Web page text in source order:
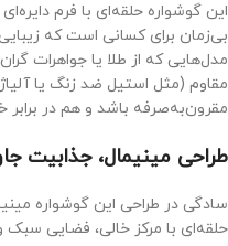
این گوشواره حلقه‌ای با فرم
بی‌زمان برای کسانی است که
مدل‌هایی که از طلا یا جواهرات
مقاوم (مثل استیل ضد زنگ یا
مقرون‌به‌صرفه باشد و هم در
طراحی مینیمال، جذابیت
سادگی در طراحی این گوشواره
حلقه‌ای با مرکز خالی، فضایی